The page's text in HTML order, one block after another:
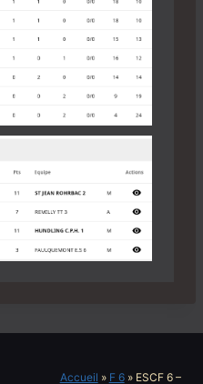
Accueil » F 6 »ESCF 6 –